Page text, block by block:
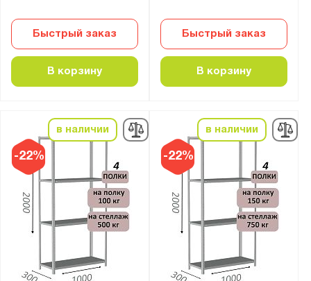
Быстрый заказ
В корзину
Быстрый заказ
В корзину
-22%
в наличии
-22%
в наличии
Нагрузка на полку, кг:
от до
ДВП
ЛДСП
Металл
металлическая
от